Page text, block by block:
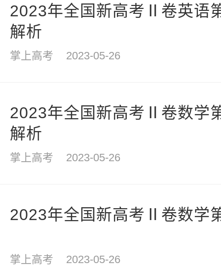
2023年全国新高考Ⅱ卷英语
解析
掌上高考 2023-05-26
2023年全国新高考Ⅱ卷数学
解析
掌上高考 2023-05-26
2023年全国新高考Ⅱ卷数学
掌上高考 2023-05-26